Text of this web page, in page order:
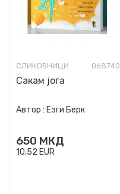
СЛИКОВНИЦИ 068740
Сакам јога
Автор : Езги Берк
650 МКД
10,52 EUR